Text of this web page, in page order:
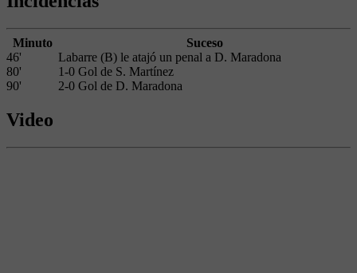
Minuto
Suceso
46'
Labarre (B) le atajó un penal a D. Maradona
80'
1-0 Gol de S. Martínez
90'
2-0 Gol de D. Maradona
Video